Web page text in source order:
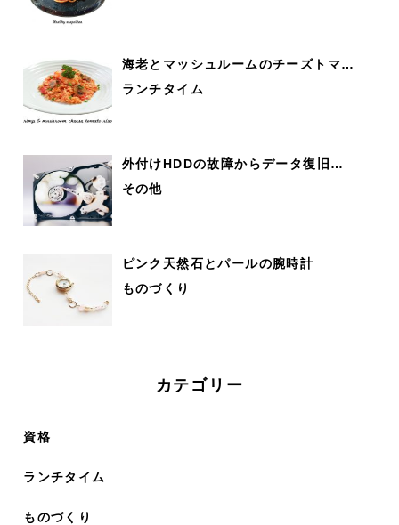
海老とマッシュルームのチーズトマ…
ランチタイム
外付けHDDの故障からデータ復旧…
その他
ピンク天然石とパールの腕時計
ものづくり
カテゴリー
資格
ランチタイム
ものづくり